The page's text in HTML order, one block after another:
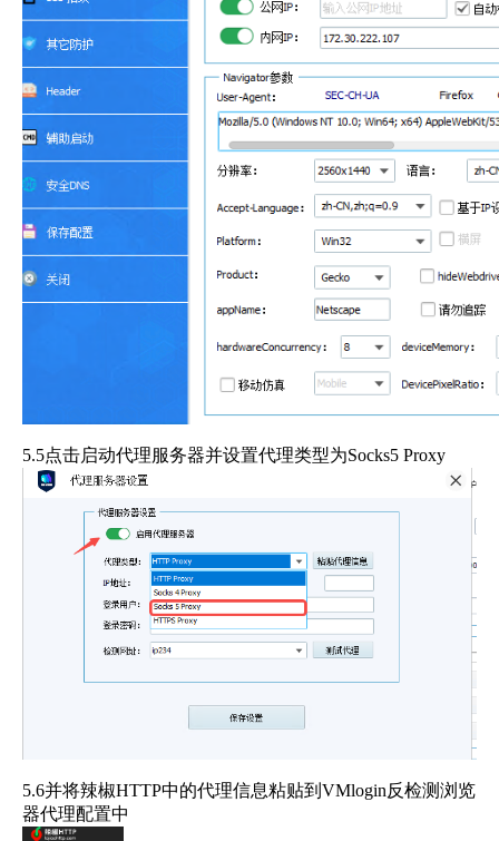
5.5点击启动代理服务器并设置代理类型为Socks5 Proxy
5.6并将辣椒HTTP中的代理信息粘贴到VMlogin反检测浏览
器代理配置中